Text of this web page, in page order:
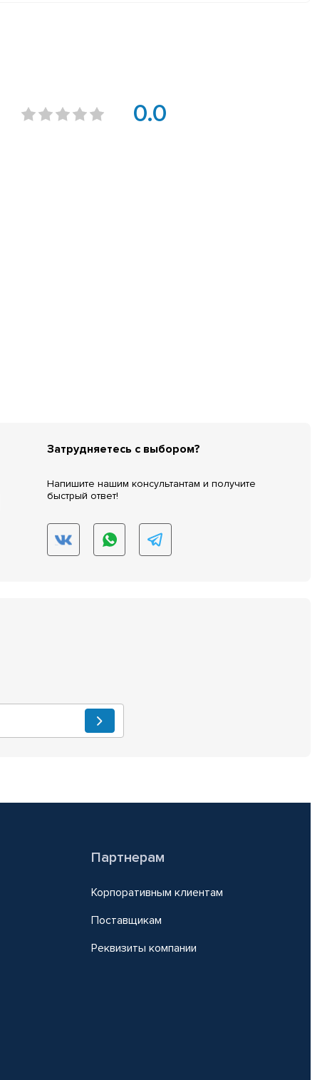
0.0
Затрудняетесь с выбором?
Напишите нашим консультантам и получите
быстрый ответ!
Партнерам
Корпоративным клиентам
Поставщикам
Реквизиты компании